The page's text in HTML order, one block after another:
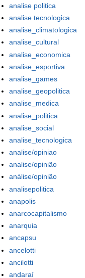
analise politica
analise tecnologica
analise_climatologica
analise_cultural
analise_economica
analise_esportiva
analise_games
analise_geopolitica
analise_medica
analise_politica
analise_social
analise_tecnologica
analise/opiniao
analise/opinião
análise/opinião
analisepolitica
anapolis
anarcocapitalismo
anarquia
ancapsu
ancelotti
ancilotti
andaraí